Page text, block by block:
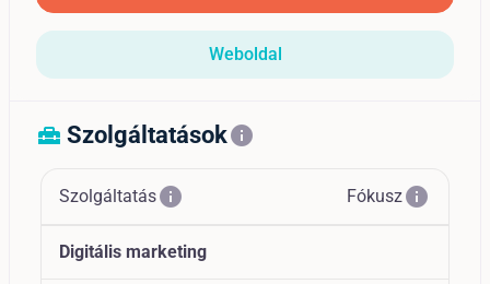
Weboldal
home_repair_service Szolgáltatásokinfo
Szolgáltatásinfo Fókuszinfo
Digitális marketing